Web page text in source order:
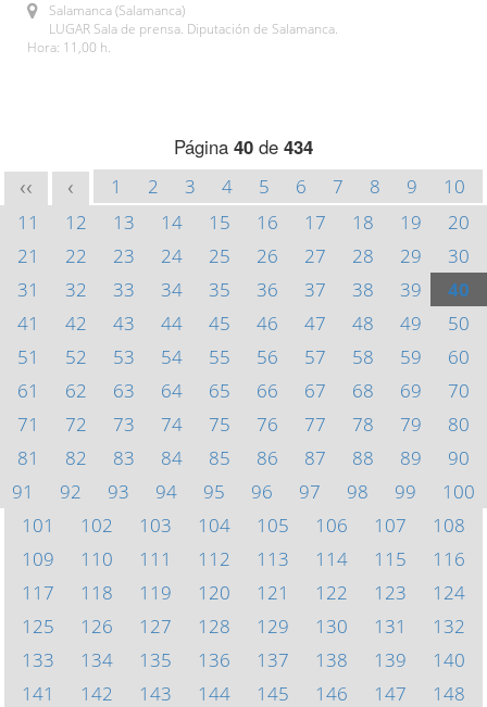
Salamanca (Salamanca)
LUGAR Sala de prensa. Diputación de Salamanca.
Hora: 11,00 h.
Página 40 de 434
<< < 1 2 3 4 5 6 7 8 9
10
11
12 13 14 15 16 17 18 19
20
21
22 23 24 25 26 27 28 29
30
31
32 33 34 35 36 37 38 39
40
41
42 43 44 45 46 47 48 49
50
51
52 53 54 55 56 57 58 59
60
61
62 63 64 65 66 67 68 69
70
71
72 73 74 75 76 77 78 79
80
81
82 83 84 85 86 87 88 89
90
91
92 93 94 95 96 97 98 99
100
101
102 103 104 105 106 107
108
109
110 111 112 113 114 115
116
117
118 119 120 121 122 123
124
125
126 127 128 129 130 131
132
133
134 135 136 137 138 139
140
141
142 143 144 145 146 147
148